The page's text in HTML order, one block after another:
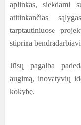
aplinkas, siekdami
atitinkančias
tarptautiniuose
stiprina
Jūsų pagalba
augimą, inovatyvių
kokybę.